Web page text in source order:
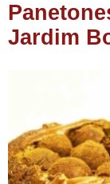
Jardim